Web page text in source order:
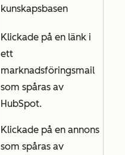
kunskapsbasen
Klickade på en länk i
ett
marknadsföringsmail
som spåras av
HubSpot.
Klickade på en annons
som spåras av